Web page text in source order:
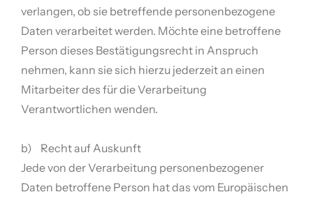
verlangen, ob sie betreffende personenbezogene
Daten verarbeitet werden. Möchte eine betroffene
Person dieses Bestätigungsrecht in Anspruch
nehmen, kann sie sich hierzu jederzeit an einen
Mitarbeiter des für die Verarbeitung
Verantwortlichen wenden.
b) Recht auf Auskunft
Jede von der Verarbeitung personenbezogener
Daten betroffene Person hat das vom Europäischen